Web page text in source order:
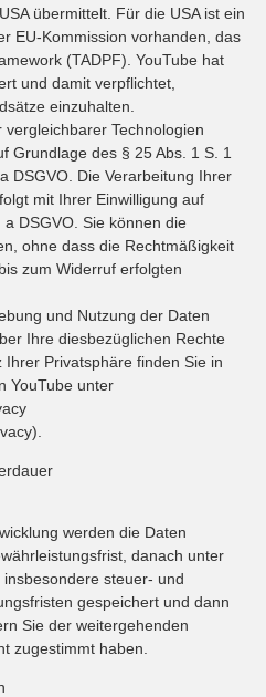
übermittelt. Für die USA ist ein
EU-Kommission vorhanden, das
(TADPF). YouTube hat
und damit verpflichtet,
einzuhalten.
Technologien
Grundlage des § 25 Abs. 1 S. 1
DSGVO. Die Verarbeitung Ihrer
mit Ihrer Einwilligung auf
DSGVO. Sie können die
ohne dass die Rechtmäßigkeit
zum Widerruf erfolgten
und Nutzung der Daten
Ihre diesbezüglichen Rechte
Privatsphäre finden Sie in
YouTube unter
werden die Daten
danach unter
steuer- und
gespeichert und dann
Sie der weitergehenden
zugestimmt haben.